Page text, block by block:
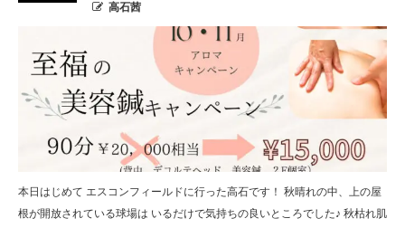
高石茜
本日はじめて エスコンフィールドに行った高石です！ 秋晴れの中、上の屋
根が開放されている球場は いるだけで気持ちの良いところでした♪ 秋枯れ肌